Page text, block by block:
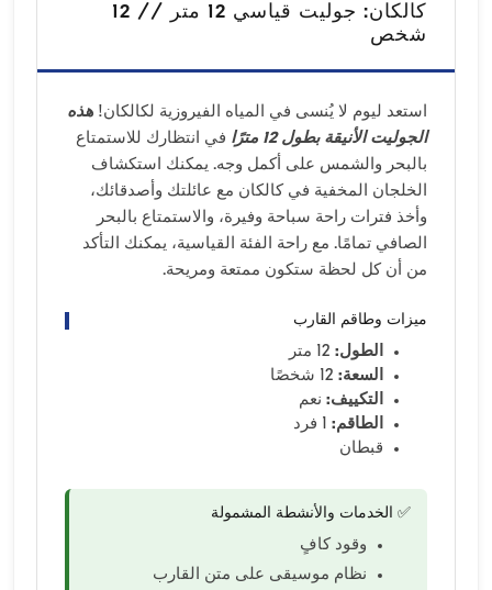
كالكان: جوليت قياسي 12 متر // 12
شخص
استعد ليوم لا يُنسى في المياه الفيروزية لكالكان! هذه
الجوليت الأنيقة بطول 12 مترًا
في انتظارك للاستمتاع
بالبحر والشمس على أكمل وجه. يمكنك استكشاف
الخلجان المخفية في كالكان مع عائلتك وأصدقائك،
وأخذ فترات راحة سباحة وفيرة، والاستمتاع بالبحر
الصافي تمامًا. مع راحة الفئة القياسية، يمكنك التأكد
من أن كل لحظة ستكون ممتعة ومريحة.
ميزات وطاقم القارب
الطول:
السعة:
التكييف: نعم
الطاقم:
قبطان
✅ الخدمات والأنشطة المشمولة
وقود كافٍ
نظام موسيقى على متن القارب